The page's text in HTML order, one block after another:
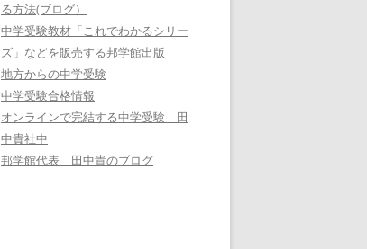
る方法(ブログ）
中学受験教材「これでわかるシリー
ズ」などを販売する邦学館出版
地方からの中学受験
中学受験合格情報
オンラインで完結する中学受験 田
中貴社中
邦学館代表 田中貴のブログ